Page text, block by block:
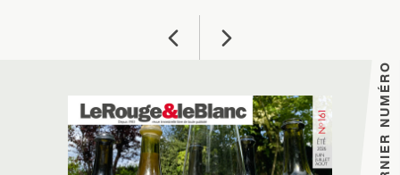
DERNIER NUMÉRO